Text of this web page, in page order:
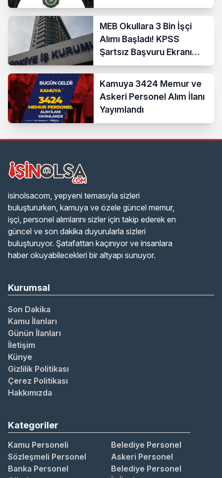
Nedir?
MEB Okullara 3 Bin İşçi
Alımı Başladı! KPSS
Şartsız Başvuru Ekranı
Açıldı
Kamuya 3424 Memur ve
Askeri Personel Alım İlanı
Yayımlandı
isinolsacom, yepyeni temasıyla sizleri
buluştururken, kamuya ve özele güncel memur,
işçi, personel alımlarını sizler için takip ederek en
güncel ve son dakika duyurularla sizleri
buluşturuyor. Şatafattan kaçınıyor ve insanlara
haber okuyabilecekleri bir altyapı sunuyor.
Kurumsal
Son Dakika
Kamu İlanları
Günün İlanları
İletişim
Künye
Gizlilik Politikası
Çerez Politikası
Hakkımızda
Kategoriler
Kamu Personeli
Belediye Personel
Sözleşmeli Personel
Askeri Personel
Banka Personel
Belediye Personel